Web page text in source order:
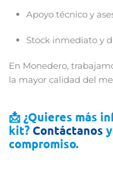
Apoyo técnico y
Stock inmediato y
En Monedero,
la mayor calidad del
📩 ¿Quieres más
kit? Contáctanos y
compromiso.